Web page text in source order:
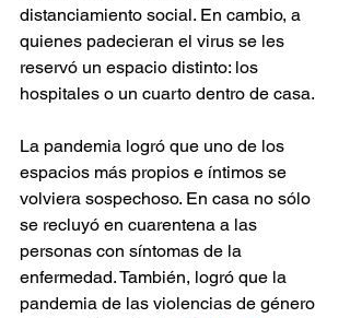
distanciamiento social. En cambio, a
quienes padecieran el virus se les
reservó un espacio distinto: los
hospitales o un cuarto dentro de casa.
La pandemia logró que uno de los
espacios más propios e íntimos se
volviera sospechoso. En casa no sólo
se recluyó en cuarentena a las
personas con síntomas de la
enfermedad. También, logró que la
pandemia de las violencias de género